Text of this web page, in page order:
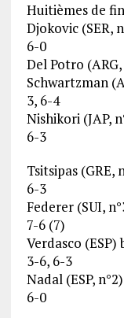
Huitièmes de
Djokovic (SER,
6-0
Del Potro
Schwartzman
3, 6-4
Nishikori (JAP,
6-3
Tsitsipas (GRE,
6-3
Federer (SUI,
7-6 (7)
Verdasco (ESP)
3-6, 6-3
Nadal (ESP,
6-0